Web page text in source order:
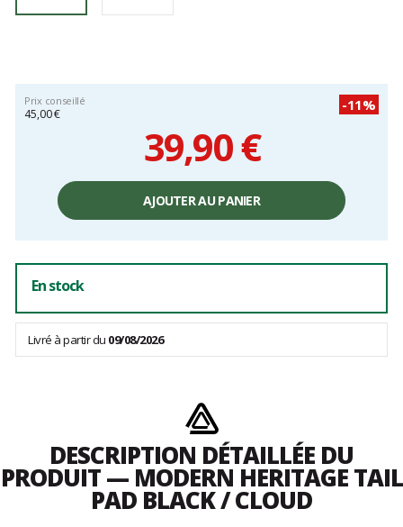
Prix conseillé
45,00 €
-11%
39,90 €
unitaire,
AJOUTER AU PANIER
En stock
Livré à partir du 09/08/2026
DESCRIPTION DÉTAILLÉE DU
PRODUIT — MODERN HERITAGE TAIL
PAD BLACK / CLOUD